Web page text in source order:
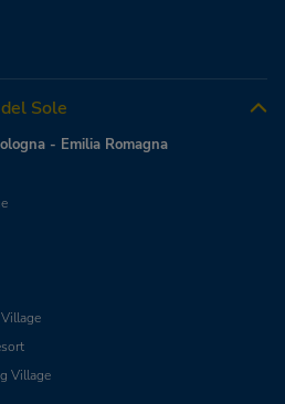
Sole
- Emilia Romagna
Village